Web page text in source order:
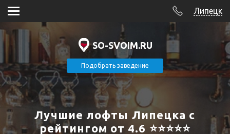
Липецк
SO-SVOIM.RU
Подобрать заведение
Лучшие лофты Липецка с
рейтингом от 4.6 ⭐⭐⭐⭐⭐